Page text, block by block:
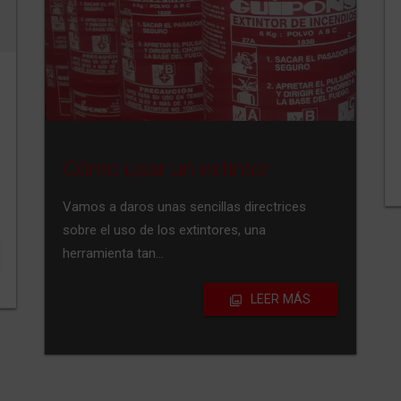
William George, el capitán del
Poco se piensa en los orígenes de los